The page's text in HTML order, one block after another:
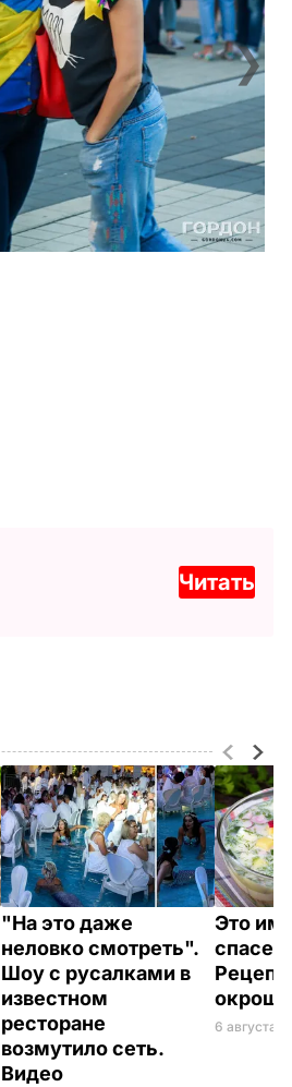
❯
Читать
"На это даже
неловко смотреть".
Шоу с русалками в
известном
ресторане
возмутило сеть.
Видео
Это
спасет
6 августа,